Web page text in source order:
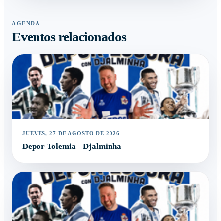
AGENDA
Eventos relacionados
JUEVES, 27 DE AGOSTO DE 2026
Depor Tolemia - Djalminha